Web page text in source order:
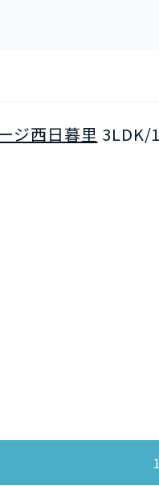
ジ西日暮里 3LDK/